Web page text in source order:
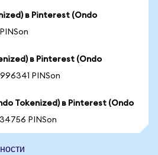
в Pinterest (Ondo
в Pinterest (Ondo
PINSon
Tokenized) в Pinterest (Ondo
PINSon